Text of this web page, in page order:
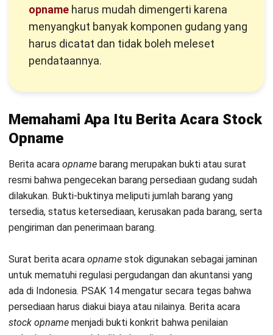
opname harus mudah dimengerti karena
menyangkut banyak komponen gudang yang
harus dicatat dan tidak boleh meleset
pendataannya.
Memahami Apa Itu Berita Acara Stock
Opname
Berita acara opname barang merupakan bukti atau surat
resmi bahwa pengecekan barang persediaan gudang sudah
dilakukan. Bukti-buktinya meliputi jumlah barang yang
tersedia, status ketersediaan, kerusakan pada barang, serta
pengiriman dan penerimaan barang.
Surat berita acara opname stok digunakan sebagai jaminan
untuk mematuhi regulasi pergudangan dan akuntansi yang
ada di Indonesia. PSAK 14 mengatur secara tegas bahwa
persediaan harus diakui biaya atau nilainya. Berita acara
stock opname menjadi bukti konkrit bahwa penilaian